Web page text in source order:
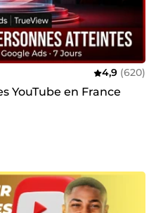
4,9 (620)
YouTube en France